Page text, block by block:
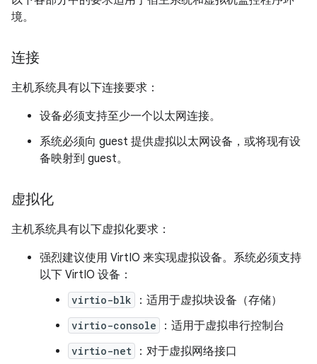
境。
连接
主机系统具有以下连接要求：
设备必须支持至少一个以太网连接。
系统必须向 guest 提供虚拟以太网设备，或将现有设
备映射到 guest。
虚拟化
主机系统具有以下虚拟化要求：
强烈建议使用 VirtIO 来实现虚拟设备。系统必须支持
以下 VirtIO 设备：
virtio-blk ：适用于虚拟块设备（存储）
virtio-console ：适用于虚拟串行控制台
virtio-net ：对于虚拟网络接口